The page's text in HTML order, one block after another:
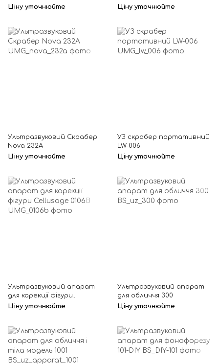
Patricia
Ціну уточнюйте
BEAUTY PEEL
Ціну уточнюйте
Ультразвуковий Скрабер
Nova 232А
Ціну уточнюйте
УЗ скрабер портативний
LW-006
Ціну уточнюйте
Ультразвуковий апарат
для корекції фігури
Cellusage 0106B
Ціну уточнюйте
Ультразвуковий апарат
для обличчя 300
Ціну уточнюйте